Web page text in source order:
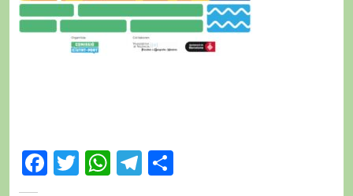
F T W T